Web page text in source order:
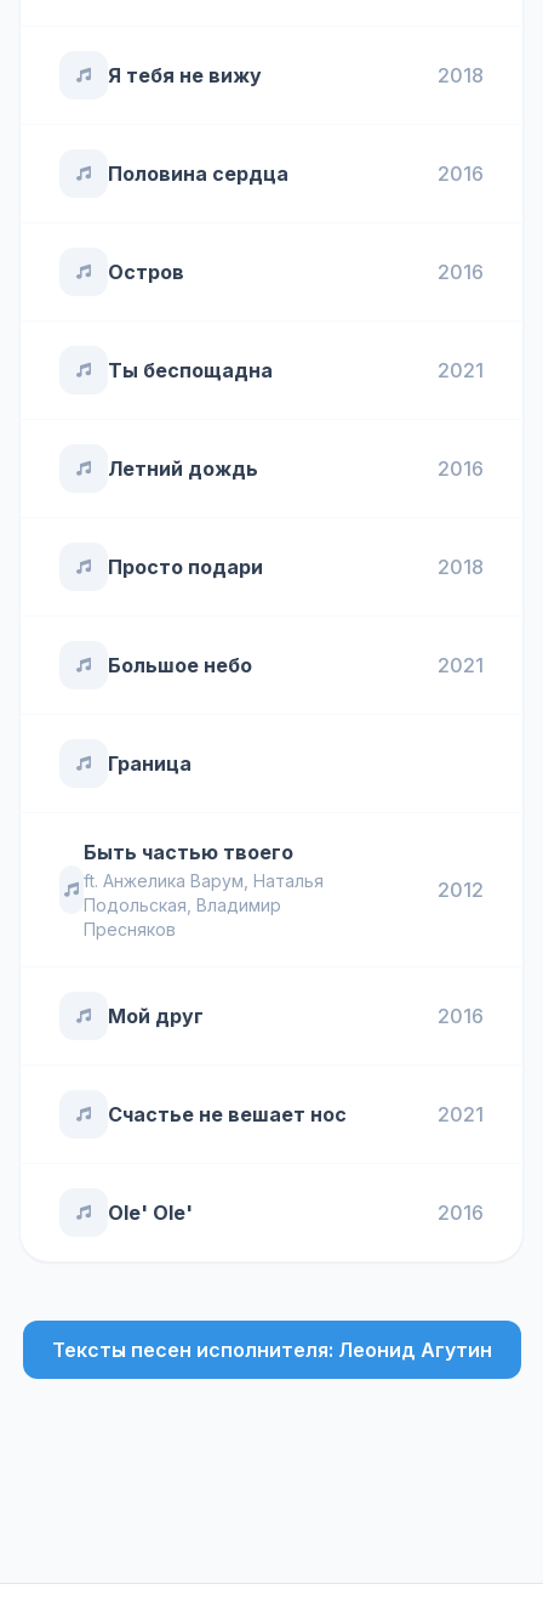
Я тебя не вижу 2018
Половина сердца 2016
Остров 2016
Ты беспощадна 2021
Летний дождь 2016
Просто подари 2018
Большое небо 2021
Граница
Быть частью твоего
ft.Анжелика Варум ,Наталья
Подольская ,Владимир
Пресняков
2012
Мой друг 2016
Счастье не вешает нос 2021
Ole' Ole' 2016
Тексты песен исполнителя: Леонид Агутин